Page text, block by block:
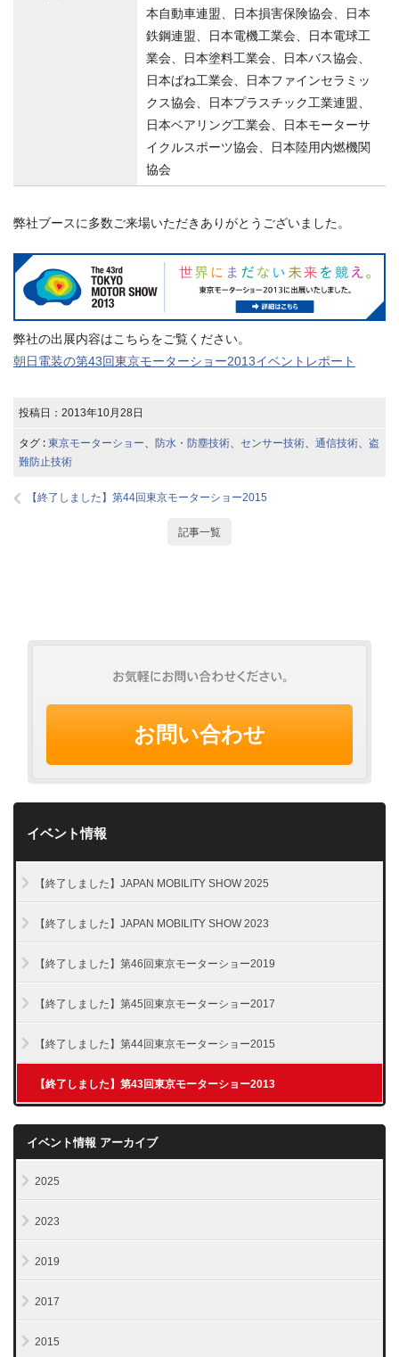
本自動車連盟、日本損害保険協会、日本
鉄鋼連盟、日本電機工業会、日本電球工
業会、日本塗料工業会、日本バス協会、
日本ばね工業会、日本ファインセラミッ
クス協会、日本プラスチック工業連盟、
日本ベアリング工業会、日本モーターサ
イクルスポーツ協会、日本陸用内燃機関
協会
弊社ブースに多数ご来場いただきありがとうございました。
弊社の出展内容はこちらをご覧ください。
朝日電装の第43回東京モーターショー2013イベントレポート
投稿日：2013年10月28日
タグ :東京モーターショー 、防水・防塵技術 センサー技術 、通信技術 、盗
難防止技術
【終了しました】第44回東京モーターショー2015
記事一覧
お問い合わせ
イベント情報
【終了しました】JAPAN MOBILITY SHOW 2025
【終了しました】JAPAN MOBILITY SHOW 2023
【終了しました】第46回東京モーターショー2019
【終了しました】第45回東京モーターショー2017
【終了しました】第44回東京モーターショー2015
【終了しました】第43回東京モーターショー2013
イベント情報 アーカイブ
2025
2023
2019
2017
2015